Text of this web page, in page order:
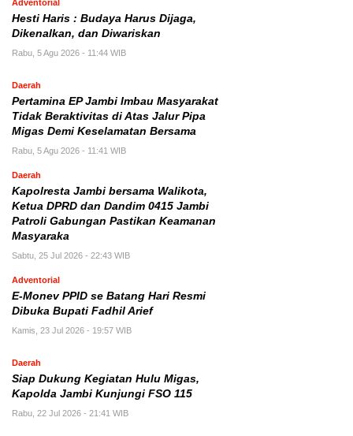
Adventorial
Hesti Haris : Budaya Harus Dijaga,
Dikenalkan, dan Diwariskan
Rabu, 5 Agu 2026 - 11:44 WIB
Daerah
Pertamina EP Jambi Imbau Masyarakat
Tidak Beraktivitas di Atas Jalur Pipa
Migas Demi Keselamatan Bersama
Rabu, 5 Agu 2026 - 11:41 WIB
Daerah
Kapolresta Jambi bersama Walikota,
Ketua DPRD dan Dandim 0415 Jambi
Patroli Gabungan Pastikan Keamanan
Masyaraka
Sabtu, 25 Jul 2026 - 22:43 WIB
Adventorial
E-Monev PPID se Batang Hari Resmi
Dibuka Bupati Fadhil Arief
Kamis, 23 Jul 2026 - 19:57 WIB
Daerah
Siap Dukung Kegiatan Hulu Migas,
Kapolda Jambi Kunjungi FSO 115
Rabu, 22 Jul 2026 - 21:41 WIB